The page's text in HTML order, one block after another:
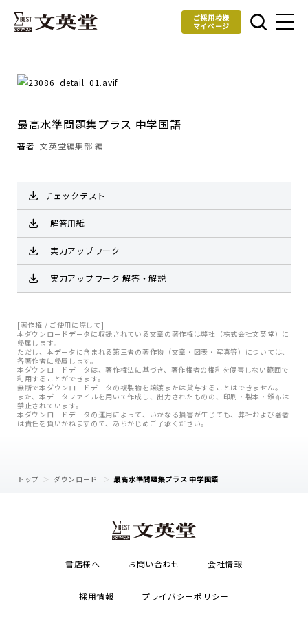
ご採用校様
マイページ
最高水準問題集プラス 中学国語
著者 文英堂編集部 編
チェックテスト
解答用紙
実力アップワーク
実力アップワーク 解答・解説
[著作権 / ご使用に際して]
本ダウンロードデータに収録されている文章の著作権は弊社（株式会社文英堂）に
帰属します。
ただし、本データに含まれる第三者の著作物（文章・図表・写真等）については、
各著作者に帰属します。
本ダウンロードデータは、著作権法に基づき、著作権者の権利を侵害しない範囲で
利用することができます。
無断で本ダウンロードデータの複製物を譲渡または貸与することはできません。
また、本データファイルを用いて作成し、出力されたものの、印刷・製本・頒布は
禁止されています。
本ダウンロードデータの運用によって、いかなる損害が生じても、弊社および著者
は責任を負いかねますので、あらかじめご了承ください。
トップ ダウンロード 最高水準問題集プラス 中学国語
書店様へ お問い合わせ 会社情報
採用情報 プライバシーポリシー